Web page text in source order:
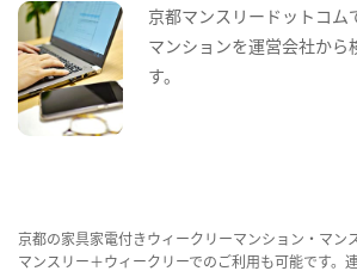
京都マンスリードットコム
マンションを運営会社から
す。
京都の家具家電付きウィークリーマンション・マン
マンスリー＋ウィークリーでのご利用も可能です。